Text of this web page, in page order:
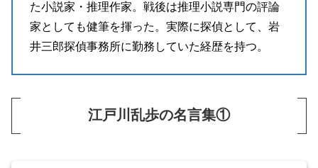
た小説家・推理作家。戦後は推理小説専門の評論
家としても健筆を揮った。実際に探偵として、岩
井三郎探偵事務所に勤務していた経歴を持つ。
江戸川乱歩の名言集①